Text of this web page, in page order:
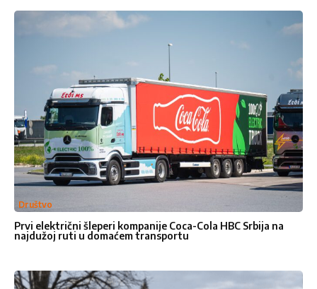
Kontakt
Pišite
Društvo
Prvi električni šleperi kompanije Coca-Cola HBC Srbija na
najdužoj ruti u domaćem transportu